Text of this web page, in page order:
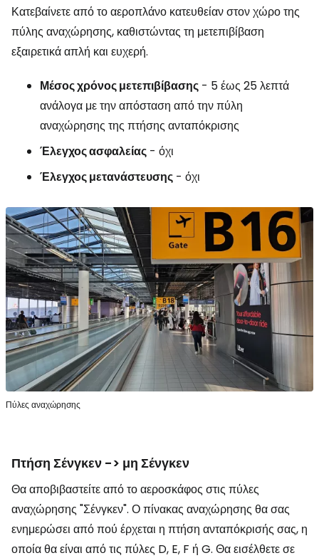
Κατεβαίνετε από το αεροπλάνο κατευθείαν στον χώρο της
πύλης αναχώρησης, καθιστώντας τη μετεπιβίβαση
εξαιρετικά απλή και ευχερή.
Μέσος χρόνος μετεπιβίβασης - 5 έως 25 λεπτά
ανάλογα με την απόσταση από την πύλη
αναχώρησης της πτήσης ανταπόκρισης
Έλεγχος ασφαλείας - όχι
Έλεγχος μετανάστευσης - όχι
Πύλες αναχώρησης
Πτήση Σένγκεν -> μη Σένγκεν
Θα αποβιβαστείτε από το αεροσκάφος στις πύλες
αναχώρησης "Σένγκεν". Ο πίνακας αναχώρησης θα σας
ενημερώσει από πού έρχεται η πτήση ανταπόκρισής σας, η
οποία θα είναι από τις πύλες D, E, F ή G. Θα εισέλθετε σε